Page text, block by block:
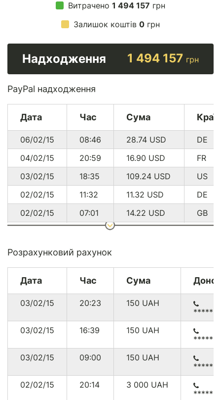
Витрачено 1 494 157 грн
Залишок коштів 0 грн
Надходження 1 494 157 грн
PayPal надходження
Дата Час Сума
06/02/15 08:46 28.74 USD
DE
04/02/15
20:59 16.90 USD
FR
03/02/15
18:35 109.24 USD
US
02/02/15
11:32 11.32 USD
DE
02/02/15
07:01 14.22 USD
GB
01/02/15
19:32
01/02/15
17:15 146.40USD
US
31/01/15
15:31 19.26USD
US
31/01/15
13:24 28.74USD
GB
29/01/15
22:50 48.10USD
FR
CA
29/01/15
00:51 48.10USD
CA
28/01/15
23:45 14.37USD
US
FR
Розрахунковий рахунок
Дата Час Сума
03/02/15 20:23 150 UAH
03/02/15
16:39 150 UAH
03/02/15
09:00 150 UAH
02/02/15
20:14 3 000 UAH